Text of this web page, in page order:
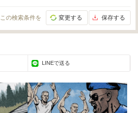
この検索条件を 変更する 保存する
LINEで送る